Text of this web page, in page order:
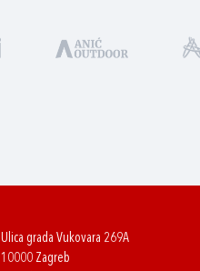
Ulica grada Vukovara 269A
10000 Zagreb